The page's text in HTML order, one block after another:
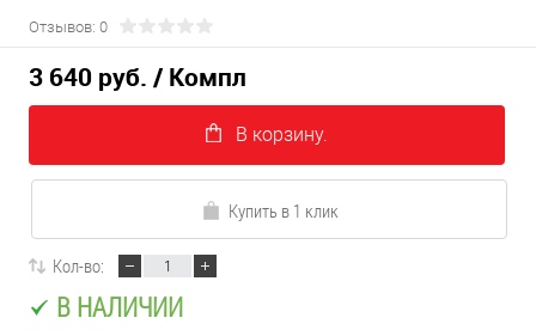
Отзывов: 0
3 640 руб. / Компл
В корзину.
Купить в 1 клик
Кол-во:
В НАЛИЧИИ